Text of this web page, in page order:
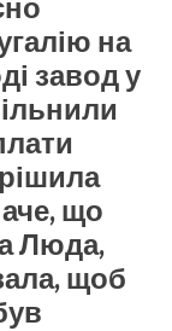
на
завод у
що
Люда,
щоб